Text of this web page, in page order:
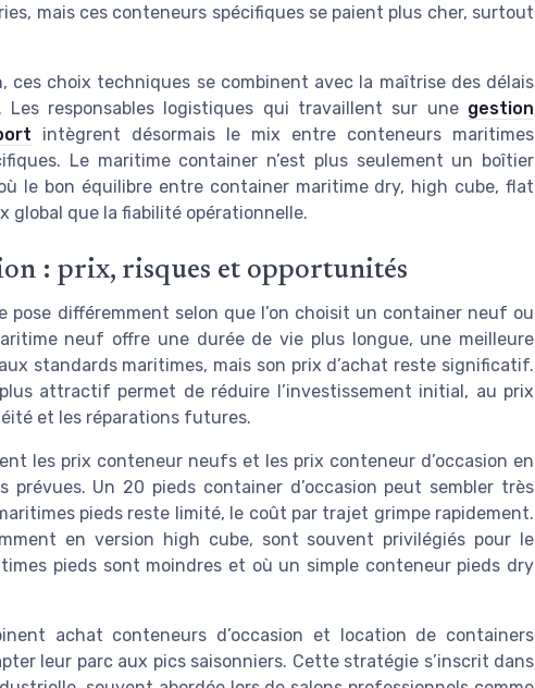
mais ces conteneurs spécifiques se paient plus cher, surtout
ces choix techniques se combinent avec la maîtrise des délais
responsables logistiques qui travaillent sur une gestion
intègrent désormais le mix entre conteneurs maritimes
Le maritime container n’est plus seulement un boîtier
le bon équilibre entre container maritime dry, high cube, flat
global que la fiabilité opérationnelle.
: prix, risques et opportunités
différemment selon que l’on choisit un container neuf ou
neuf offre une durée de vie plus longue, une meilleure
standards maritimes, mais son prix d’achat reste significatif.
attractif permet de réduire l’investissement initial, au prix
et les réparations futures.
les prix conteneur neufs et les prix conteneur d’occasion en
Un 20 pieds container d’occasion peut sembler très
pieds reste limité, le coût par trajet grimpe rapidement.
en version high cube, sont souvent privilégiés pour le
pieds sont moindres et où un simple conteneur pieds dry
achat conteneurs d’occasion et location de containers
leur parc aux pics saisonniers. Cette stratégie s’inscrit dans